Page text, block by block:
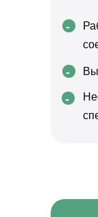
-
-
-